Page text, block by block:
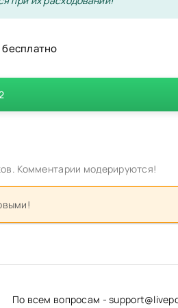
Комментарии модерируются!
По всем вопросам -